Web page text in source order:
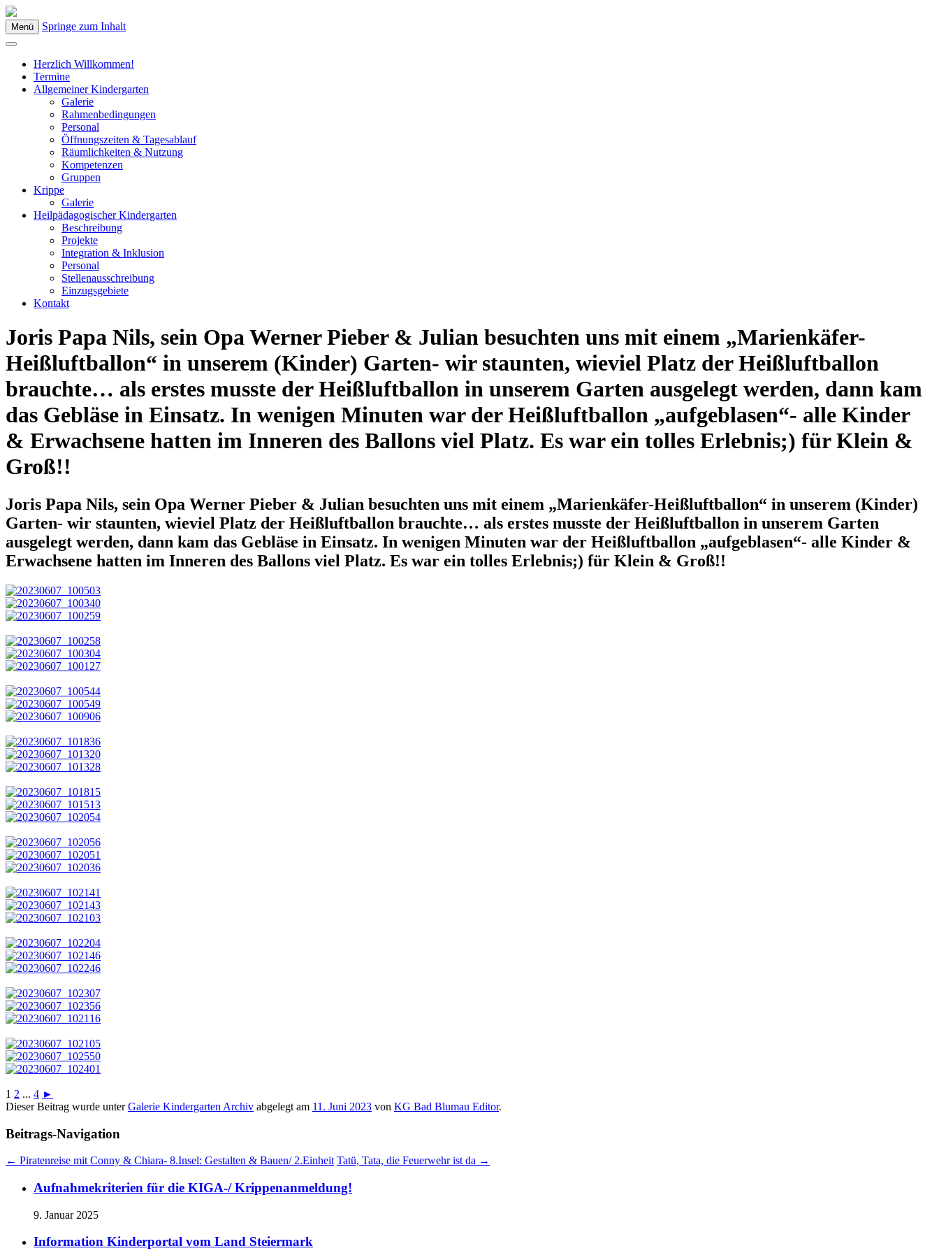
Kindergarten Bad Blumau
Menü Springe zum Inhalt
Herzlich Willkommen!
Termine
Allgemeiner Kindergarten
Galerie
Rahmenbedingungen
Personal
Öffnungszeiten & Tagesablauf
Räumlichkeiten & Nutzung
Kompetenzen
Gruppen
Krippe
Galerie
Heilpädagogischer Kindergarten
Beschreibung
Projekte
Integration & Inklusion
Personal
Stellenausschreibung
Einzugsgebiete
Kontakt
Joris Papa Nils, sein Opa Werner Pieber & Julian besuchten uns mit einem „Marienkäfer-
Heißluftballon“ in unserem (Kinder) Garten- wir staunten, wieviel Platz der Heißluftballon
brauchte… als erstes musste der Heißluftballon in unserem Garten ausgelegt werden, dann kam
das Gebläse in Einsatz. In wenigen Minuten war der Heißluftballon „aufgeblasen“- alle Kinder
& Erwachsene hatten im Inneren des Ballons viel Platz. Es war ein tolles Erlebnis;) für Klein &
Groß!!
Joris Papa Nils, sein Opa Werner Pieber & Julian besuchten uns mit einem „Marienkäfer-Heißluftballon“ in unserem (Kinder)
Garten- wir staunten, wieviel Platz der Heißluftballon brauchte… als erstes musste der Heißluftballon in unserem Garten
ausgelegt werden, dann kam das Gebläse in Einsatz. In wenigen Minuten war der Heißluftballon „aufgeblasen“- alle Kinder &
Erwachsene hatten im Inneren des Ballons viel Platz. Es war ein tolles Erlebnis;) für Klein & Groß!!
1 2 ... 4 ►
Dieser Beitrag wurde unterGalerie Kindergarten Archiv abgelegt am 11. Juni 2023 von KG Bad Blumau Editor.
Beitrags-Navigation
← Piratenreise mit Conny & Chiara- 8.Insel: Gestalten & Bauen/ 2.Einheit Tatü, Tata, die Feuerwehr ist da →
Aufnahmekriterien für die KIGA-/ Krippenanmeldung!
9. Januar 2025
Information Kinderportal vom Land Steiermark